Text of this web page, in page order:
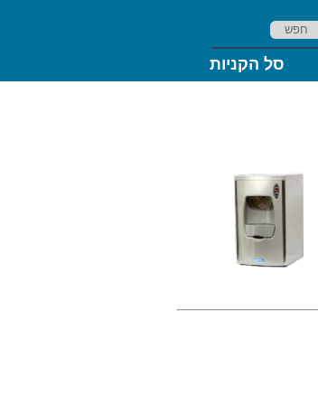
חפש
סל הקניות